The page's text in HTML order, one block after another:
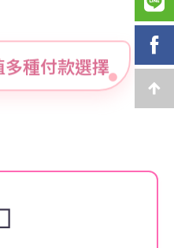
種付款選擇